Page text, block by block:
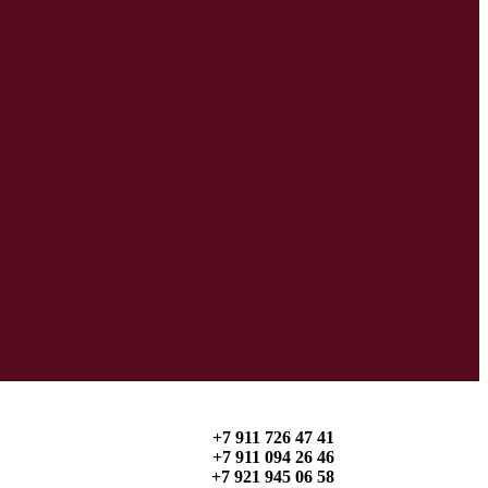
+7 911 726 47 41
+7 911 094 26 46
+7 921 945 06 58